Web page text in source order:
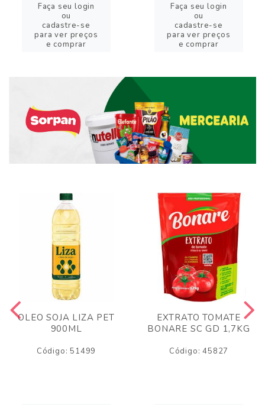
Faça seu login
ou
cadastre-se
para ver preços
e comprar
Faça seu login
ou
cadastre-se
para ver preços
e comprar
OLEO SOJA LIZA PET
900ML
Código: 51499
EXTRATO TOMATE
BONARE SC GD 1,7KG
Código: 45827